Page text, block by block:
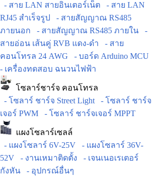
- สาย LAN สายอินเตอร์เน็ต
- สาย LAN
RJ45 สำเร็จรูป
- สายสัญญาณ RS485
ภายนอก
- สายสัญญาณ RS485 ภายใน
-
สายอ่อน เส้นคู่ RVB แดง-ดำ
- สาย
คอนโทรล 24 AWG
- บอร์ด Arduino MCU
- เครื่องทดสอบ ฉนวนไฟฟ้า
โซลาร์ชาร์จ คอนโทรล
- โซลาร์ ชาร์จ Street Light
- โซลาร์ ชาร์จ
เจอร์ PWM
- โซลาร์ ชาร์จเจอร์ MPPT
แผงโซลาร์เซลล์
- แผงโซลาร์ 6V-25V
- แผงโซลาร์ 36V-
52V
- งานเหมาติดตั้ง
- เจนเนอเรเตอร์
กังหัน
- อุปกรณ์อื่นๆ